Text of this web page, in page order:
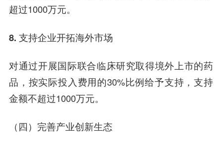
超过1000万元。
8. 支持企业开拓海外市场
对通过开展国际联合临床研究取得境外上市的药
品，按实际投入费用的30%比例给予支持，支持
金额不超过1000万元。
（四）完善产业创新生态